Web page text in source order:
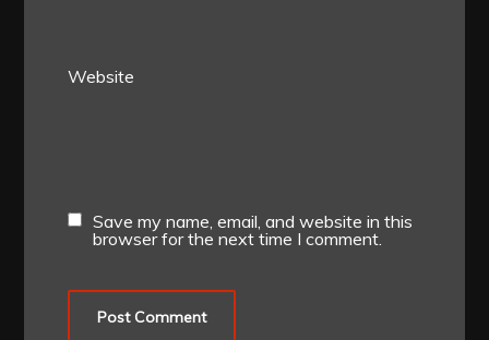
Website
Save my name, email, and website in this
browser for the next time I comment.